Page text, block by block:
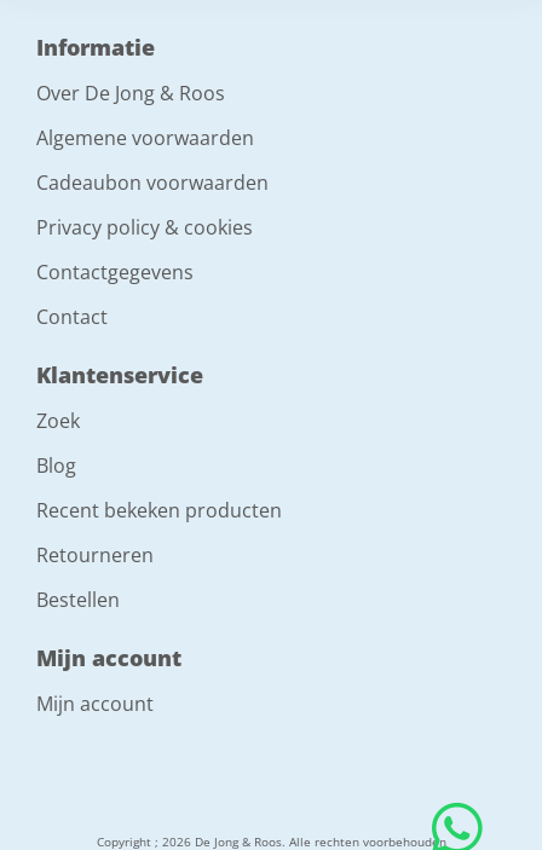
Informatie
Over De Jong & Roos
Algemene voorwaarden
Cadeaubon voorwaarden
Privacy policy & cookies
Contactgegevens
Contact
Klantenservice
Zoek
Blog
Recent bekeken producten
Retourneren
Bestellen
Mijn account
Mijn account
Copyright ; 2026 De Jong & Roos. Alle rechten voorbehouden